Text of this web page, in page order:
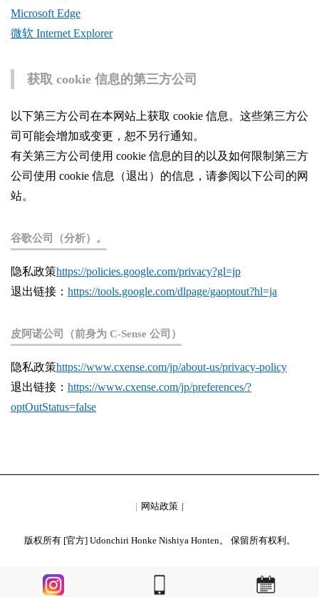
Microsoft Edge
微软 Internet Explorer
获取 cookie 信息的第三方公司
以下第三方公司在本网站上获取 cookie 信息。这些第三方公
司可能会增加或变更，恕不另行通知。
有关第三方公司使用 cookie 信息的目的以及如何限制第三方
公司使用 cookie 信息（退出）的信息，请参阅以下公司的网
站。
谷歌公司（分析）。
隐私政策https://policies.google.com/privacy?gl=jp
退出链接： https://tools.google.com/dlpage/gaoptout?hl=ja
皮阿诺公司（前身为 C-Sense 公司）
隐私政策https://www.cxense.com/jp/about-us/privacy-policy
退出链接： https://www.cxense.com/jp/preferences/?
optOutStatus=false
网站政策
版权所有 [官方] Udonchiri Honke Nishiya Honten。 保留所有权利。